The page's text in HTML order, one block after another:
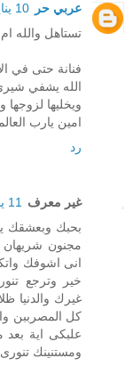
عربي حر
10 يناير 2012 في 3:44 ص
تستاهل والله ام
فنانة حتى في
الله يشفي
ويخليها
امين يارب
رد
غير معرف
11 يناير 2012 في 10:23 م
بحبك وبعشقك
مجنون شريهان
انى اشوفك
خير وترجع
غيرك والدنيا
كل المصرببن
علبكى اية
ومستنينك